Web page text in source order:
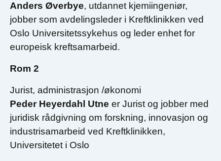
Anders Øverbye, utdannet kjemiingeniør,
jobber som avdelingsleder i Kreftklinikken ved
Oslo Universitetssykehus og leder enhet for
europeisk kreftsamarbeid.
Rom 2
Jurist, administrasjon /økonomi
Peder Heyerdahl Utne er Jurist og jobber med
juridisk rådgivning om forskning, innovasjon og
industrisamarbeid ved Kreftklinikken,
Universitetet i Oslo